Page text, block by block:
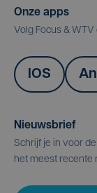
Onze apps
Volg Focus &
IOS
Nieuwsbrief
Schrijf je in voor
het meest recente